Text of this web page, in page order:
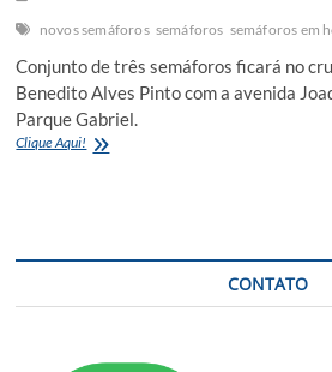
novos semáforos semáforos semáforos em
Conjunto de três semáforos ficará no
Benedito Alves Pinto com a avenida
Parque Gabriel.
Clique Aqui! Semáforos
CONTATO